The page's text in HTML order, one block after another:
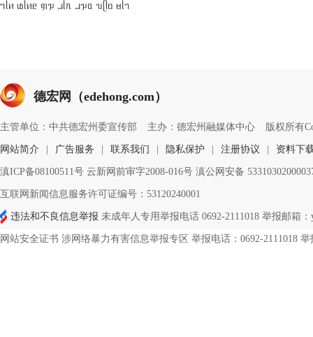
ᥐᥣᥢ ᥚᥣᥢᥱ ᥞᥭ ᥘᥣᥰ ᥘᥭᥲ ᥔᥫᥝ ᥛᥣᥐ
德宏网（edehong.com）
主管单位：中共德宏州委宣传部 主办：德宏州融媒体中心 版权所有
网站简介 广告服务 联系我们 隐私保护 注册协议 资料下
滇ICP备08100511号 云新网前审字2008-016号 滇公网安备
互联网新闻信息服务许可证编号：53120240001
违法和不良信息举报 未成年人专用举报电话 0692-2111018 举报邮箱：
网站安全证书 涉网络暴力有害信息举报专区 举报电话：0692-2111018 举